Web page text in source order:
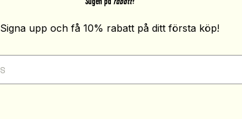
Signa upp och få 10% rabatt på ditt första köp!